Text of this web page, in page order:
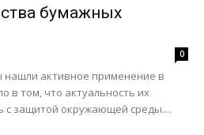
бумажных
0
нашли активное применение в
в том, что актуальность их
с защитой окружающей среды....